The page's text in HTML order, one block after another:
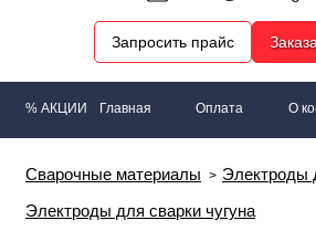
Запросить прайс
% АКЦИИ Главная Оплата О
Сварочные материалы
Электроды
Электроды для сварки чугуна